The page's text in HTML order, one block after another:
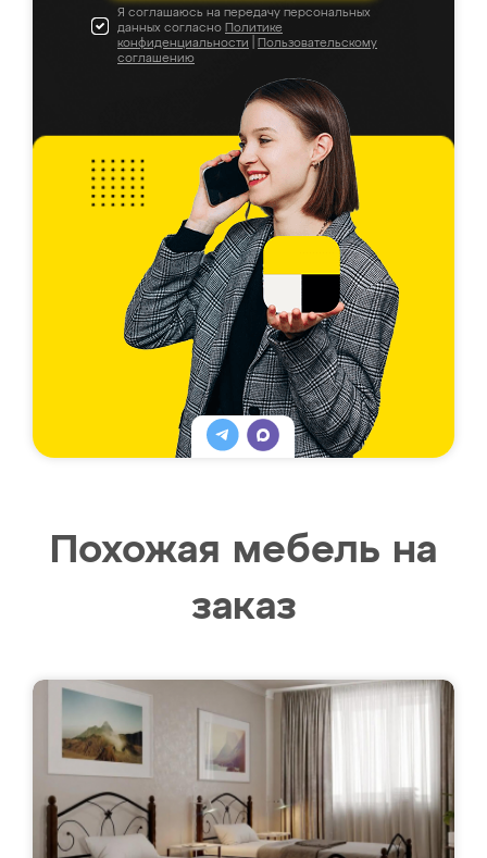
Я соглашаюсь на передачу персональных
данных согласно Политике
конфиденциальности
Пользовательскому
соглашению
Похожая мебель на
заказ